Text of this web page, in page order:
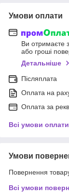
Умови оплати
Ви отримаєте
або гроші
Детальніше
Післяплата
Оплата на
Оплата за
Всі умови оплати
Умови
Повернення
Всі умови